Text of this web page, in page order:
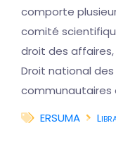
comporte
comité
droit des affaires,
Droit national
communautaires
ERSUMA